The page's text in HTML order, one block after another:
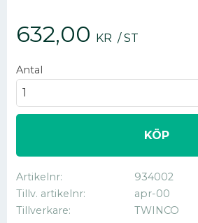
632,00 KR /ST
Antal
KÖP
Artikelnr
934002
Tillv. artikelnr
apr-00
Tillverkare
TWINCO